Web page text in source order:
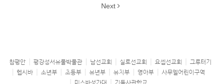
Next
참평안 평강성서유물박물관 남선교회 실로선교회 요셉선교회
그루터기
헵시바
소년부 초등부 유년부 유치부 영아부
사무엘어린이구역
미스바성가대
기독사관학교